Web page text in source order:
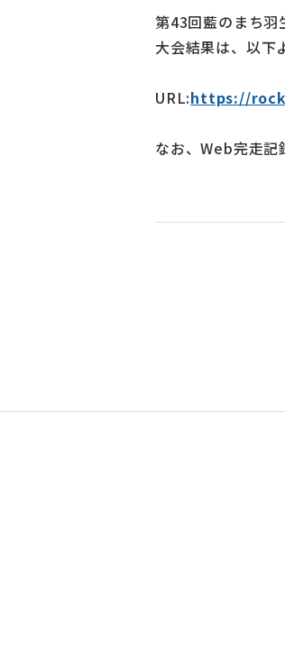
第43回藍のまち羽
大会結果は、以下
URL:https://
なお、Web完走記